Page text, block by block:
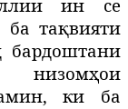
ин се
тақвияти
бардоштани
ки ба